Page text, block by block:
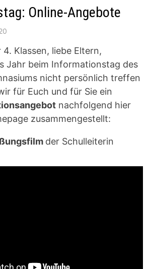
Online-Angebote
Klassen, liebe Eltern,
Jahr beim Informationstag des
nicht persönlich treffen
für Euch und für Sie ein
nachfolgend hier
zusammengestellt:
der Schulleiterin